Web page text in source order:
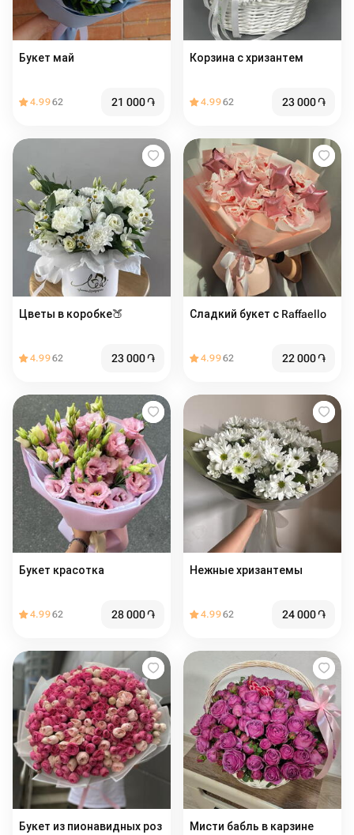
Букет май
4.9962 21 000֏
Корзина с хризантем
4.9962 23 000֏
Цветы в коробке🍑
4.9962 23 000֏
Сладкий букет с Raffaello
4.9962 22 000֏
Букет красотка
4.9962 28 000֏
Нежные хризантемы
4.9962 24 000֏
Букет из пионавидных роз
Мисти бабль в карзине